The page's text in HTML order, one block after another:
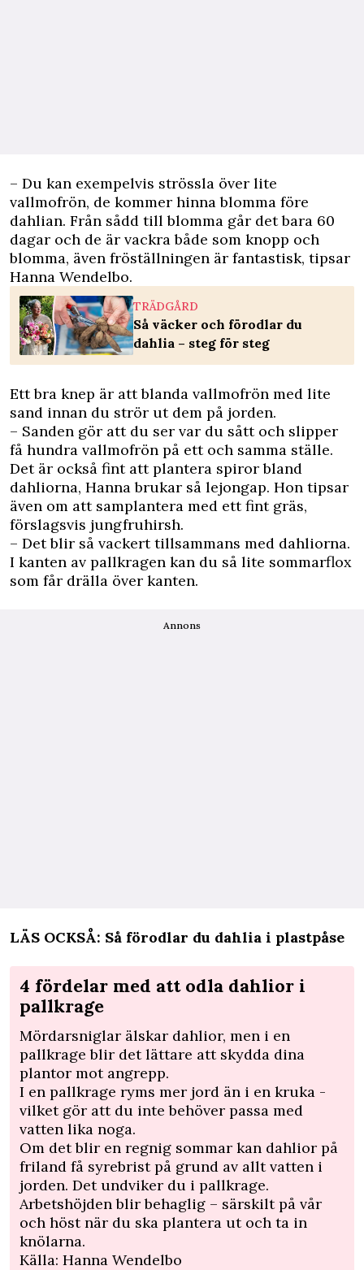
– Du kan exempelvis strössla över lite
vallmofrön, de kommer hinna blomma före
dahlian. Från sådd till blomma går det bara 60
dagar och de är vackra både som knopp och
blomma, även fröställningen är fantastisk, tipsar
Hanna Wendelbo.
TRÄDGÅRD
Så väcker och förodlar du
dahlia – steg för steg
Ett bra knep är att blanda vallmofrön med lite
sand innan du strör ut dem på jorden.
– Sanden gör att du ser var du sått och slipper
få hundra vallmofrön på ett och samma ställe.
Det är också fint att plantera spiror bland
dahliorna, Hanna brukar så lejongap. Hon tipsar
även om att samplantera med ett fint gräs,
förslagsvis jungfruhirsh.
– Det blir så vackert tillsammans med dahliorna.
I kanten av pallkragen kan du så lite sommarflox
som får drälla över kanten.
Annons
LÄS OCKSÅ: Så förodlar du dahlia i plastpåse
4 fördelar med att odla dahlior i
pallkrage
Mördarsniglar älskar dahlior, men i en
pallkrage blir det lättare att skydda dina
plantor mot angrepp.
I en pallkrage ryms mer jord än i en kruka -
vilket gör att du inte behöver passa med
vatten lika noga.
Om det blir en regnig sommar kan dahlior på
friland få syrebrist på grund av allt vatten i
jorden. Det undviker du i pallkrage.
Arbetshöjden blir behaglig – särskilt på vår
och höst när du ska plantera ut och ta in
knölarna.
Källa: Hanna Wendelbo